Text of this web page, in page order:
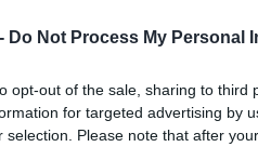
Do Not Process My Personal
opt-out of the sale, sharing to
for targeted advertising by
selection. Please note that after